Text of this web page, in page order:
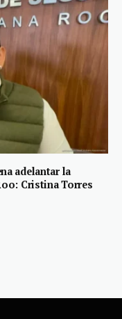
adelantar la
Cristina Torres